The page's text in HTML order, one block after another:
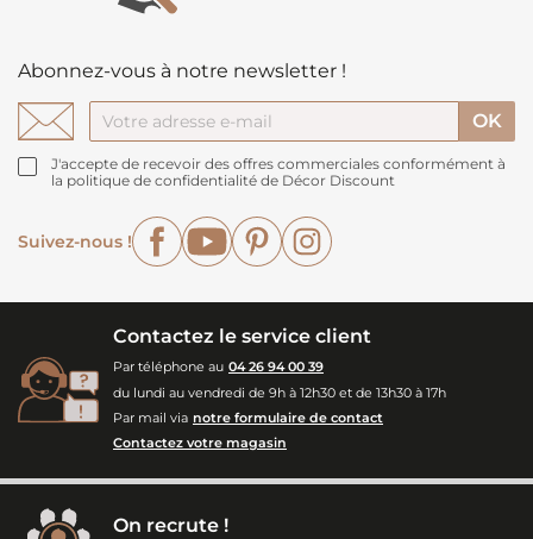
Abonnez-vous à notre newsletter !
J'accepte de recevoir des offres commerciales conformément à
la politique de confidentialité de Décor Discount
Suivez-nous !
FacebookYouTubePinterest
Contactez le service client
Par téléphone au 04 26 94 00 39
du lundi au vendredi de 9h à 12h30 et de 13h30 à 17h
Par mail via notre formulaire de contact
Contactez votre magasin
On recrute !